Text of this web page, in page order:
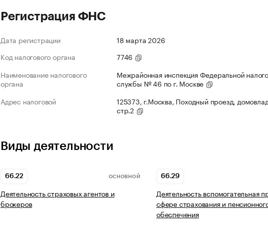
Регистрация ФНС
Дата регистрации
18 марта 2026
Код налогового органа
7746
Наименование налогового
органа
Межрайонная инспекция Федеральной
службы № 46 по г. Москве
Адрес налоговой
125373, г.Москва, Походный проезд,
стр.2
Виды деятельности
66.22 ОСНОВНОЙ
Деятельность страховых агентов и
брокеров
66.29
Деятельность вспомогательная
сфере страхования и
обеспечения